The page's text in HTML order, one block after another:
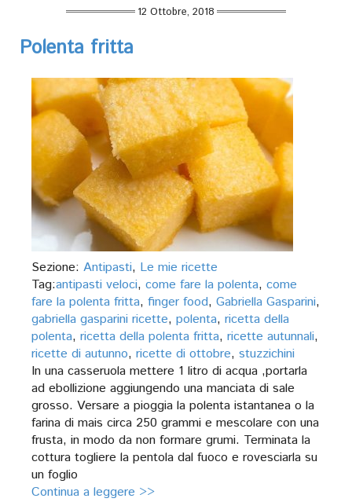
12 Ottobre, 2018
Polenta fritta
Sezione: Antipasti, Le mie ricette
Tag:antipasti veloci, come fare la polenta, come
fare la polenta fritta, finger food, Gabriella Gasparini,
gabriella gasparini ricette, polenta, ricetta della
polenta, ricetta della polenta fritta, ricette autunnali,
ricette di autunno, ricette di ottobre, stuzzichini
In una casseruola mettere 1 litro di acqua ,portarla
ad ebollizione aggiungendo una manciata di sale
grosso. Versare a pioggia la polenta istantanea o la
farina di mais circa 250 grammi e mescolare con una
frusta, in modo da non formare grumi. Terminata la
cottura togliere la pentola dal fuoco e rovesciarla su
un foglio
Continua a leggere >>